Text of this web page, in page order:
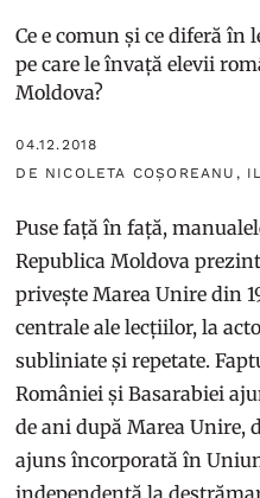
Ce e comun și ce diferă în
pe care le învață elevii
Moldova?
04.12.2018
DE NICOLETA COȘOREANU,
Puse față în față,
Republica Moldova
privește Marea Unire din
centrale ale lecțiilor, la
subliniate și repetate.
României și Basarabiei
de ani după Marea Unire,
ajuns încorporată în
independentă la